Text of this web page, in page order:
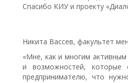
Спасибо КИУ и проекту
Никита Вассев, факультет
«Мне, как и многим активным
и возможностей, которые
предпринимателю, что